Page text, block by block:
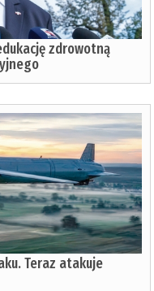
zdrowotną
Teraz atakuje